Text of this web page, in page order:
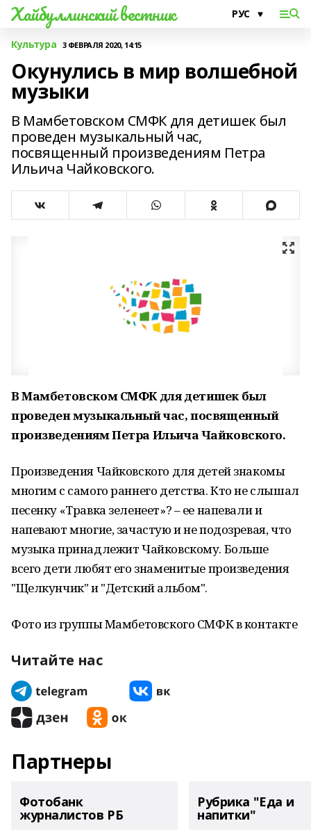
Хайбуллинский вестник
Культура 3 ФЕВРАЛЯ 2020, 14:15
Окунулись в мир волшебной
музыки
В Мамбетовском СМФК для детишек был
проведен музыкальный час,
посвященный произведениям Петра
Ильича Чайковского.
В Мамбетовском СМФК для детишек был
проведен музыкальный час, посвященный
произведениям Петра Ильича Чайковского.
Произведения Чайковского для детей знакомы
многим с самого раннего детства. Кто не слышал
песенку «Травка зеленеет»? – ее напевали и
напевают многие, зачастую и не подозревая, что
музыка принадлежит Чайковскому. Больше
всего дети любят его знаменитые произведения
"Щелкунчик" и "Детский альбом".
Фото из группы Мамбетовского СМФК в контакте
Читайте нас
Партнеры
Фотобанк
журналистов РБ
Рубрика "Еда и
напитки"